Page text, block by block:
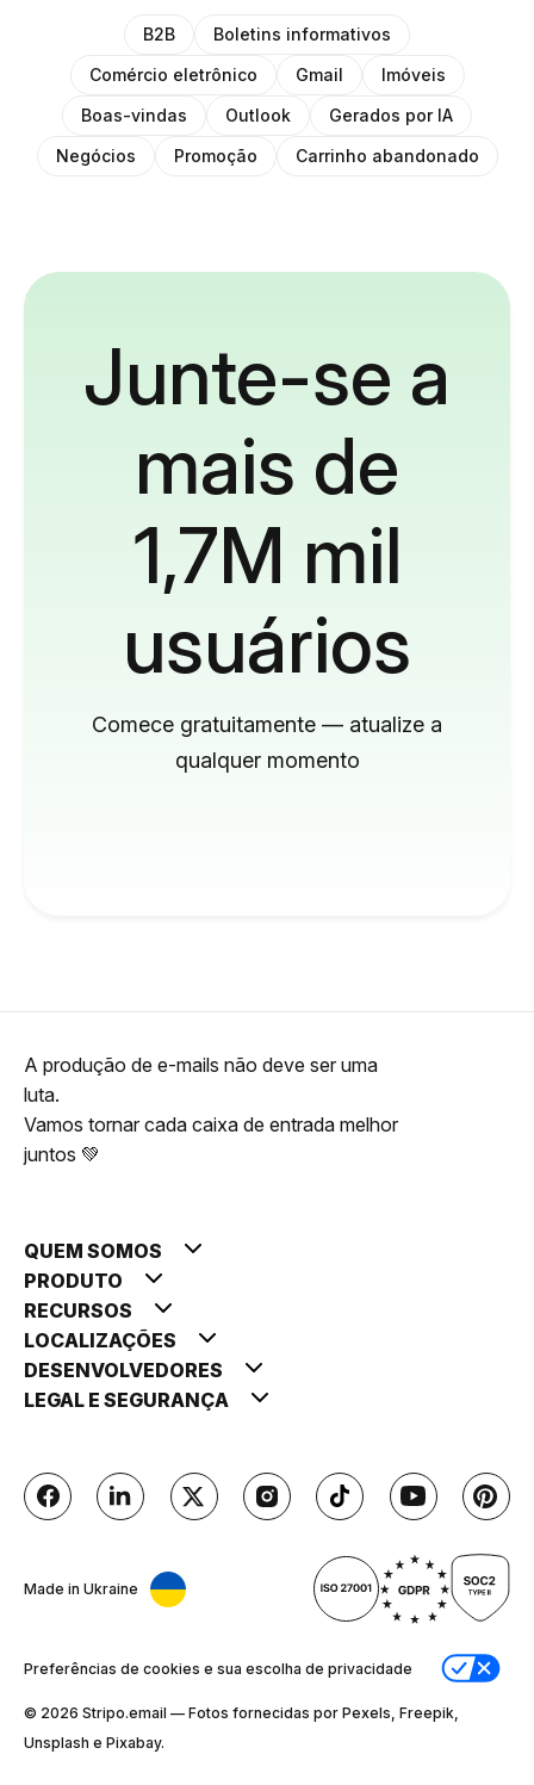
B2B
Boletins informativos
Comércio eletrônico
Gmail
Imóveis
Boas-vindas
Outlook
Gerados por IA
Negócios
Promoção Carrinho abandonado
Junte-se a
mais de
1,7M mil
usuários
Comece gratuitamente — atualize a
qualquer momento
A produção de e-mails não deve ser uma
luta.
Vamos tornar cada caixa de entrada melhor
juntos 💚
QUEM SOMOS
PRODUTO
RECURSOS
LOCALIZAÇÕES
DESENVOLVEDORES
LEGAL E SEGURANÇA
Made in Ukraine
Preferências de cookies e sua escolha de privacidade
© 2026 Stripо.email — Fotos fornecidas por Pexels, Freepik,
Unsplash e Pixabay.